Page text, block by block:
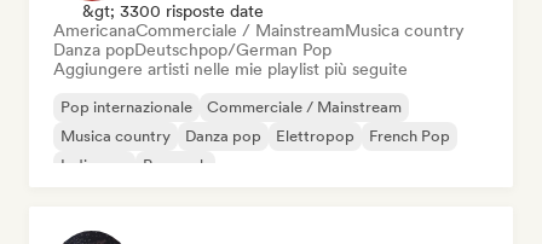
&gt; 3300 risposte date
AmericanaCommerciale / MainstreamMusica country
Danza popDeutschpop/German Pop
Aggiungere artisti nelle mie playlist più seguite
Pop internazionale
Commerciale / Mainstream
Musica country
Danza pop Elettropop
French Pop
Indie pop
Pop rock